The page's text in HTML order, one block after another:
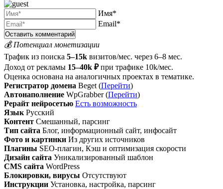
Имя*
Email*
💰 Потенциал монетизации
Трафик из поиска 5–15k визитов/мес. через 6–8 мес.
Доход от рекламы 15–40k ₽ при трафике 10k/мес.
Оценка основана на аналогичных проектах в тематике.
Регистратор домена Beget (Перейти)
Автонаполнение WpGrabber (Перейти)
Рерайт нейросетью Есть возможность
Язык Русский
Контент Смешанный, парсинг
Тип сайта Блог, информационный сайт, инфосайт
Фото и картинки Из других источников
Плагины SEO-плагин, Кэш и оптимизация скорости
Дизайн сайта Уникализированный шаблон
CMS сайта WordPress
Блокировки, вирусы Отсутствуют
Инструкции Установка, настройка, парсинг